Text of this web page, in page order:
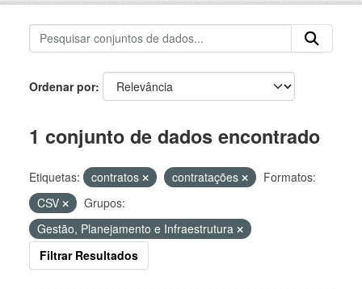
Ordenar por
1 conjunto de dados encontrado
Etiquetas: contratos contratações
Formatos:
CSV
Grupos:
Gestão, Planejamento e Infraestrutura
Filtrar Resultados